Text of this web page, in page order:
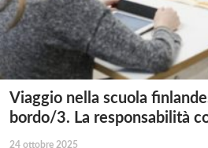
Viaggio nella scuola
bordo/3. La responsabilità
24 ottobre 2025